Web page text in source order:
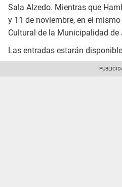
Sala Alzedo. Mientras que
y 11 de noviembre, en el
Cultural de la Municipalidad de
Las entradas estarán